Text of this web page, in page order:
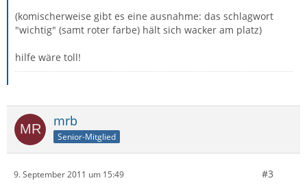
(komischerweise gibt es eine ausnahme: das schlagwort
"wichtig" (samt roter farbe) hält sich wacker am platz)
hilfe wäre toll!
mrb
Senior-Mitglied
9. September 2011 um 15:49 #3